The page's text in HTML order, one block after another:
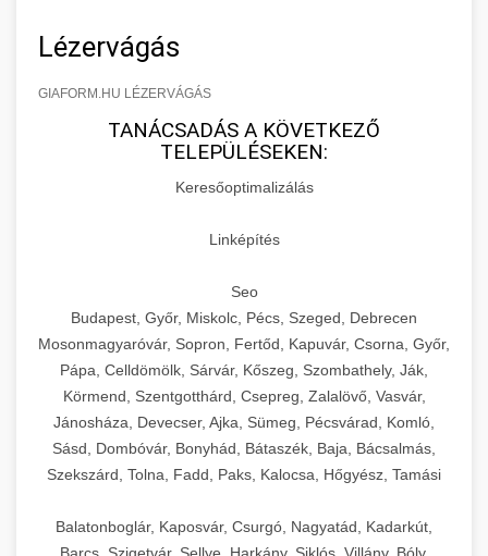
Lézervágás
GIAFORM.HU LÉZERVÁGÁS
TANÁCSADÁS A KÖVETKEZŐ
TELEPÜLÉSEKEN:
Keresőoptimalizálás
Linképítés
Seo
Budapest, Győr, Miskolc, Pécs, Szeged, Debrecen
Mosonmagyaróvár, Sopron, Fertőd, Kapuvár, Csorna, Győr,
Pápa, Celldömölk, Sárvár, Kőszeg, Szombathely, Ják,
Körmend, Szentgotthárd, Csepreg, Zalalövő, Vasvár,
Jánosháza, Devecser, Ajka, Sümeg, Pécsvárad, Komló,
Sásd, Dombóvár, Bonyhád, Bátaszék, Baja, Bácsalmás,
Szekszárd, Tolna, Fadd, Paks, Kalocsa, Hőgyész, Tamási
Balatonboglár, Kaposvár, Csurgó, Nagyatád, Kadarkút,